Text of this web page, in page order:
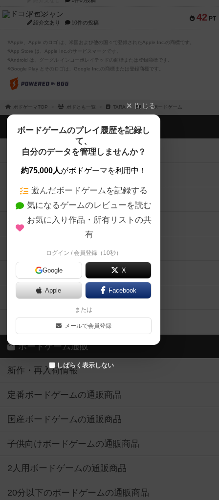
42 PT
ドコジャン
紹介文あり 10件の投稿
※Apple、Apple のロゴ は、米国および他の国々で登録されたApple Inc.の商標です。
※App Store は、Apple Inc.のサービスマークです。
※Android は、グーグル インコーポレイテッドの商標または登録商標です。
※Google Play とそのロゴは、Google Inc.の商標または登録商標です。
ボドゲーマTOP ボドとも一覧 TARA マイボードゲーム
閉じる
ボードゲームのプレイ履歴を記録し
て、
自分のデータを管理しませんか？
約75,000人がボドゲーマを利用中！
遊んだボードゲームを記録する
気になるゲームのレビューを読む
お気に入り作品・所有リストの共
有
ログイン / 会員登録（10秒）
Google X
Apple Facebook
または
メールで会員登録
しばらく表示しない
ボドゲーマTOP
ボードゲームを検索する
ボードゲームの新着レビュー
ボードゲーム会情報
メカニクス特集
掲示板・トピックス
ボドとも・会員一覧
ボードゲーム業界コラム
ボドゲーマご利用案内
ボードゲーム通販
新作・再入荷情報
定番ボードゲームの通販商品
国産ボードゲームの通販商品
子供向けボードゲームの通販商品
2人用ボードゲームの通販商品
20分以下のボードゲームの通販商品